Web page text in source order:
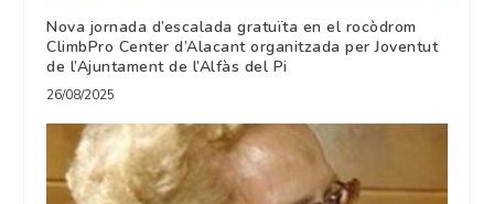
Nova jornada d’escalada gratuïta en el rocòdrom
ClimbPro Center d’Alacant organitzada per Joventut
de l’Ajuntament de l’Alfàs del Pi
26/08/2025